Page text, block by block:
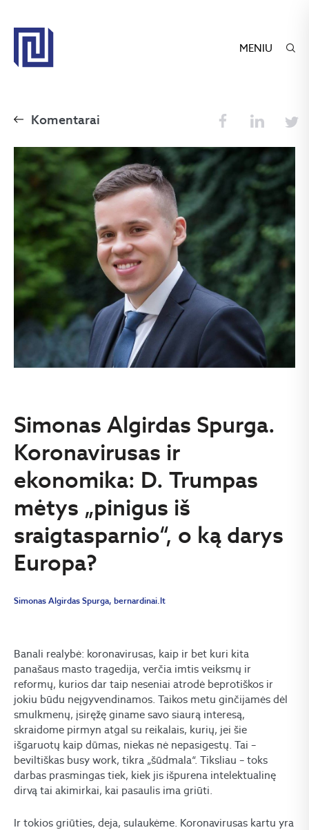
MENIU
Komentarai
Simonas Algirdas Spurga.
Koronavirusas ir
ekonomika: D. Trumpas
mėtys „pinigus iš
sraigtasparnio“, o ką darys
Europa?
Simonas Algirdas Spurga, bernardinai.lt
Banali realybė: koronavirusas, kaip ir bet kuri kita
panašaus masto tragedija, verčia imtis veiksmų ir
reformų, kurios dar taip neseniai atrodė beprotiškos ir
jokiu būdu neįgyvendinamos. Taikos metu ginčijamės dėl
smulkmenų, įsiręžę giname savo siaurą interesą,
skraidome pirmyn atgal su reikalais, kurių, jei šie
išgaruotų kaip dūmas, niekas nė nepasigestų. Tai –
beviltiškas busy work, tikra „šūdmala“. Tiksliau – toks
darbas prasmingas tiek, kiek jis išpurena intelektualinę
dirvą tai akimirkai, kai pasaulis ima griūti.
Ir tokios griūties, deja, sulaukėme. Koronavirusas kartu yra